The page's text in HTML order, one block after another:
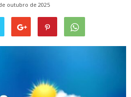
outubro de 2025